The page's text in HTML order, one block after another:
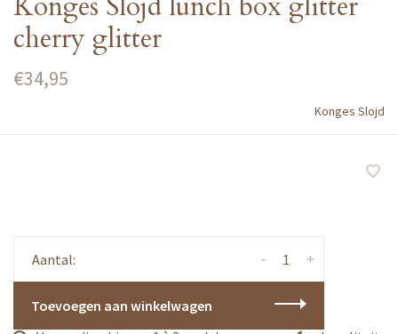
cherry glitter
€34,95
Konges Slojd
Aantal: +
-
Toevoegen aan winkelwagen